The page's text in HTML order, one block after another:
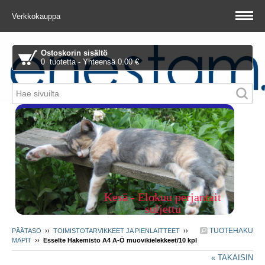
Verkkokauppa
Ostoskorin sisältö
0 tuotetta - Yhteensä 0.00 €
Piitie 1 A, 01510 Vantaa
Kesä - Elokuu perjantait
suljettu
TUOTEHAKU
PÄÄTASO ›› TOIMISTOTARVIKKEET JA PIENLAITTEET ››
MAPIT ›› Esselte Hakemisto A4 A-Ö muovikielekkeet/10 kpl
« TAKAISIN